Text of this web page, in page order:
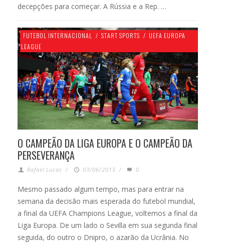
decepções para começar. A Rússia e a Rep. …
FUTEBOL INTERNACIONAL / START SPORTS / UEFA EUROPA
LEAGUE
O CAMPEÃO DA LIGA EUROPA E O CAMPEÃO DA
PERSEVERANÇA
Rafael Lucas / 03/06/2015 / 0
Mesmo passado algum tempo, mas para entrar na
semana da decisão mais esperada do futebol mundial,
a final da UEFA Champions League, voltemos a final da
Liga Europa. De um lado o Sevilla em sua segunda final
seguida, do outro o Dnipro, o azarão da Ucrânia. No